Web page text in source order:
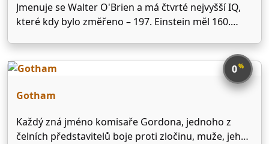
Jmenuje se Walter O'Brien a má čtvrté nejvyšší IQ,
které kdy bylo změřeno – 197. Einstein měl 160.
počítače NASA, aby si stáhl plány raketoplánů, které
si chtěl pověsit …
0%
Gotham
Každý zná jméno komisaře Gordona, jednoho z
čelních představitelů boje proti zločinu, muže, jehož